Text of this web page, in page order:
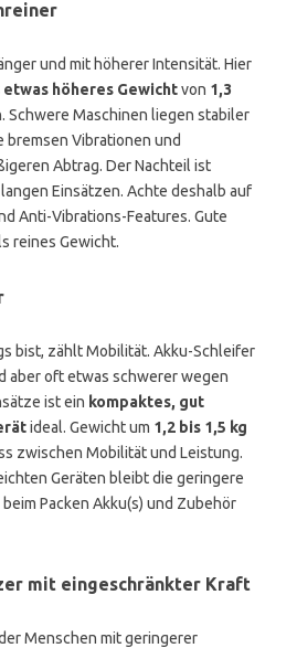
und mit höherer Intensität. Hier
höheres Gewichtvon 1,3
Schwere Maschinen liegen stabiler
bremsen Vibrationen und
Abtrag. Der Nachteil ist
Einsätzen. Achte deshalb auf
Anti-Vibrations-Features. Gute
reines Gewicht.
bist, zählt Mobilität. Akku-Schleifer
aber oft etwas schwerer wegen
ist ein kompaktes, gut
ideal. Gewicht um 1,2 bis 1,5 kg
zwischen Mobilität und Leistung.
Geräten bleibt die geringere
Packen Akku(s) und Zubehör
mit eingeschränkter Kraft
Menschen mit geringerer